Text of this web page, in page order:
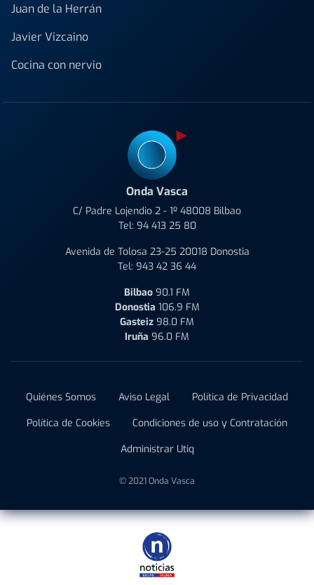
Juan de la Herrán
Javier Vizcaino
Cocina con nervio
Onda Vasca
C/ Padre Lojendio 2 - 1º 48008 Bilbao
Tel: 94 413 25 80
Avenida de Tolosa 23-25 20018 Donostia
Tel: 943 42 36 44
Bilbao 90.1 FM
Donostia 106.9 FM
Gasteiz 98.0 FM
Iruña 96.0 FM
Quiénes Somos Aviso Legal
Política de Privacidad
Política de Cookies
Condiciones de uso y Contratación
Administrar Utiq
© 2021 Onda Vasca